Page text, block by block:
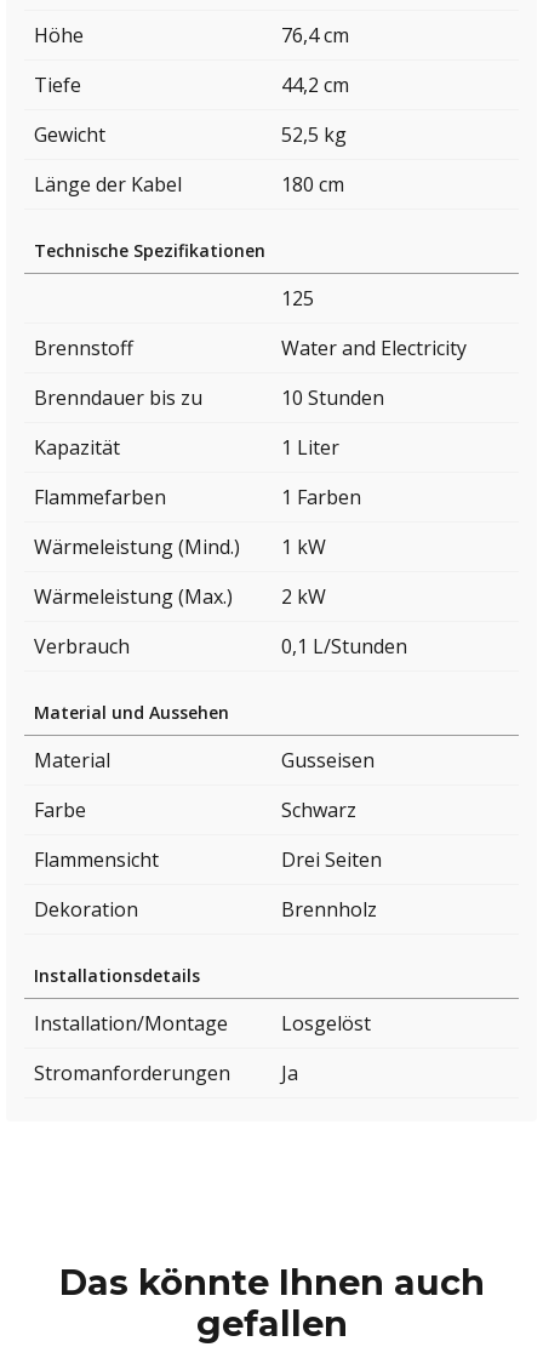
Höhe
76,4 cm
Tiefe
44,2 cm
Gewicht
52,5 kg
Länge der Kabel
180 cm
Technische Spezifikationen
125
Brennstoff
Water and Electricity
Brenndauer bis zu
10 Stunden
Kapazität
1 Liter
Flammefarben
1 Farben
Wärmeleistung (Mind.)
1 kW
Wärmeleistung (Max.)
2 kW
Verbrauch
0,1 L/Stunden
Material und Aussehen
Material
Gusseisen
Farbe
Schwarz
Flammensicht
Drei Seiten
Dekoration
Brennholz
Installationsdetails
Installation/Montage
Losgelöst
Stromanforderungen
Ja
Das könnte Ihnen auch
gefallen